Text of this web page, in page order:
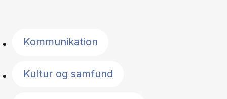
Kommunikation
Kultur og samfund